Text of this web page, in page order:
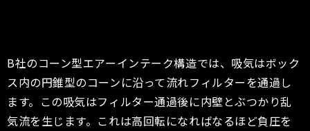
B社のコーン型エアーインテーク構造では、吸気はボック
ス内の円錐型のコーンに沿って流れフィルターを通過し
ます。この吸気はフィルター通過後に内壁とぶつかり乱
気流を生じます。これは高回転になればなるほど負圧を